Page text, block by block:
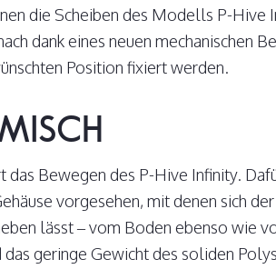
die Scheiben des Modells P-Hive
dank eines neuen mechanischen
Position fixiert werden.
das Bewegen des P-Hive Infinity.
vorgesehen, mit denen sich
lässt – vom Boden ebenso wie
das geringe Gewicht des soliden